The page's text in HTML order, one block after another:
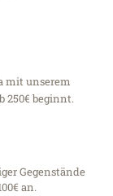
mit unserem
250€ beginnt.
Gegenstände
an.